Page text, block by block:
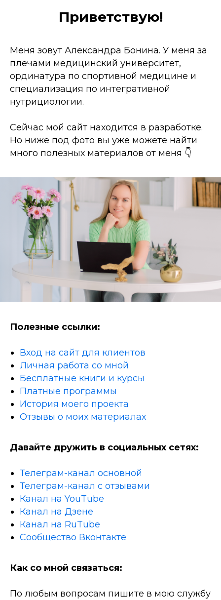
Приветствую!
Меня зовут Александра Бонина. У меня за
плечами медицинский университет,
ординатура по спортивной медицине и
специализация по интегративной
нутрициологии.
Сейчас мой сайт находится в разработке.
Но ниже под фото вы уже можете найти
много полезных материалов от меня 👇
Полезные ссылки:
Вход на сайт для клиентов
Личная работа со мной
Бесплатные книги и курсы
Платные программы
История моего проекта
Отзывы о моих материалах
Давайте дружить в социальных сетях:
Телеграм-канал основной
Телеграм-канал с отзывами
Канал на YouTube
Канал на Дзене
Канал на RuTube
Сообщество Вконтакте
Как со мной связаться:
По любым вопросам пишите в мою службу